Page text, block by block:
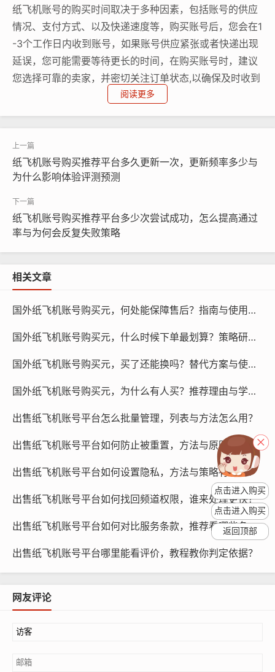
纸飞机账号的购买时间取决于多种因素，包括账号的供应
情况、支付方式、以及快递速度等，购买账号后，您会在1
-3个工作日内收到账号，如果账号供应紧张或者快递出现
延误，您可能需要等待更长的时间，在购买账号时，建议
您选择可靠的卖家，并密切关注订单状态,以确保及时收到
纸飞机账号购买, 在线购买tg账号, 电报聊天账号购买,wdd
您可以通过查看卖家的评价、信誉度、以及售后服务等因
素来选择卖家。
下单支付：选择好卖家后，您可以在他们的店铺中找到心
仪的账号，并填写订单信息，在确认订单无误后,选择支付
方式并完成支付。
等待发货：支付成功后，卖家会尽快为您处理订单，并将
账号发送给您,发货时间取决于卖家和快递公司的效率。
阅读更多
纸飞机账号购买推荐平台多久更新一次，更新频率多少与
为什么影响体验评测预测
纸飞机账号购买推荐平台多少次尝试成功，怎么提高通过
率与为何会反复失败策略
相关文章
国外纸飞机账号购买元，何处能保障售后？指南与使用引导！
国外纸飞机账号购买元，什么时候下单最划算？策略研究与预测！
国外纸飞机账号购买元，买了还能换吗？替代方案与使用引导！
国外纸飞机账号购买元，为什么有人买？推荐理由与学习方法！
出售纸飞机账号平台怎么批量管理，列表与方法怎么用？
出售纸飞机账号平台如何防止被重置，方法与原因为何？
出售纸飞机账号平台如何设置隐私，方法与策略有哪些？
出售纸飞机账号平台如何找回频道权限，谁来处理更快？
出售纸飞机账号平台如何对比服务条款，推荐看哪些条款？
出售纸飞机账号平台哪里能看评价，教程教你判定依据？
网友评论
点击进入购买
点击进入购买
返回顶部